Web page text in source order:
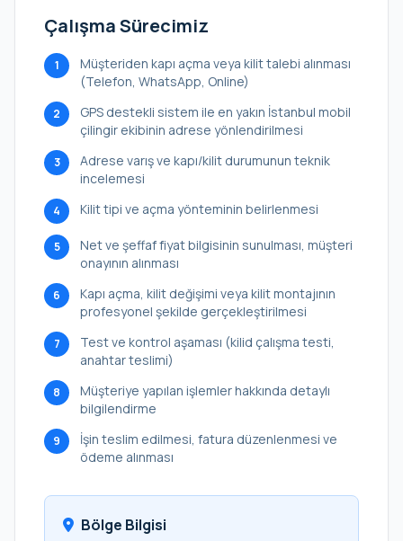
Çalışma Sürecimiz
1
Müşteriden kapı açma veya kilit talebi alınması
(Telefon, WhatsApp, Online)
2
GPS destekli sistem ile en yakın İstanbul mobil
çilingir ekibinin adrese yönlendirilmesi
3
Adrese varış ve kapı/kilit durumunun teknik
incelemesi
4 Kilit tipi ve açma yönteminin belirlenmesi
5
Net ve şeffaf fiyat bilgisinin sunulması, müşteri
onayının alınması
6
Kapı açma, kilit değişimi veya kilit montajının
profesyonel şekilde gerçekleştirilmesi
7
Test ve kontrol aşaması (kilid çalışma testi,
anahtar teslimi)
8
Müşteriye yapılan işlemler hakkında detaylı
bilgilendirme
9
İşin teslim edilmesi, fatura düzenlenmesi ve
ödeme alınması
Bölge Bilgisi